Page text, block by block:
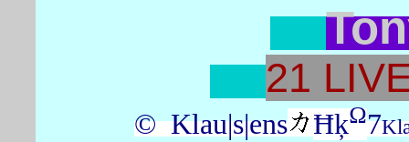
21
© Klau|s|ens ĦķΩ7